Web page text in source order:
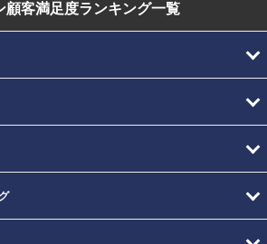
顧客満足度ランキング一覧